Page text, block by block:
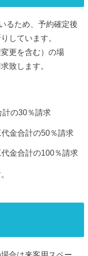
るため、予約確定後
しています。
更を含む）の場
致します。
の30％請求
金合計の50％請求
金合計の100％請求